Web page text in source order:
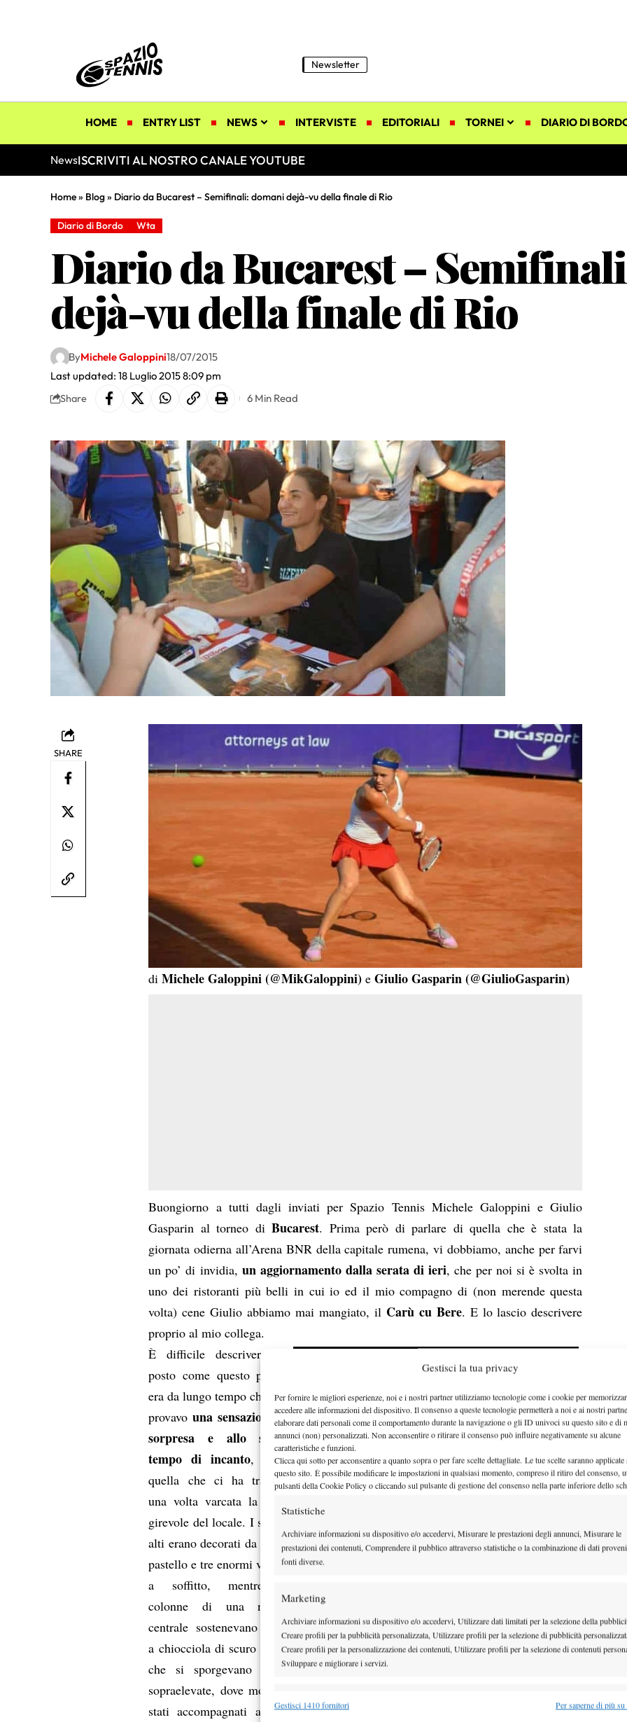
Gestisci la tua privacy
Per fornire le migliori esperienze, noi e i nostri partner utilizziamo tecnologie come i cookie per
accedere alle informazioni del dispositivo. Il consenso a queste tecnologie permetterà a noi e ai nostri
elaborare dati personali come il comportamento durante la navigazione o gli ID univoci su questo sito e di
annunci (non) personalizzati. Non acconsentire o ritirare il consenso può influire negativamente su alcune
caratteristiche e funzioni.
Clicca qui sotto per acconsentire a quanto sopra o per fare scelte dettagliate. Le tue scelte saranno applicate
questo sito. È possibile modificare le impostazioni in qualsiasi momento, compreso il ritiro del consenso,
pulsanti della Cookie Policy o cliccando sul pulsante di gestione del consenso nella parte inferiore dello
Statistiche
Archiviare informazioni su dispositivo e/o accedervi, Misurare le prestazioni degli annunci, Misurare le
prestazioni dei contenuti, Comprendere il pubblico attraverso statistiche o la combinazione di dati
fonti diverse.
Marketing
Archiviare informazioni su dispositivo e/o accedervi, Utilizzare dati limitati per la selezione della
Creare profili per la pubblicità personalizzata, Utilizzare profili per la selezione di pubblicità
Creare profili per la personalizzazione dei contenuti, Utilizzare profili per la selezione di contenuti
Sviluppare e migliorare i servizi.
Funzionalità
Gestisci 1410 fornitori Per saperne di più
Newsletter
HOME ENTRY LIST NEWS INTERVISTE EDITORIALI TORNEI DIARIO DI
NewsISCRIVITI AL NOSTRO CANALE YOUTUBE
Home» Blog» Diario da Bucarest – Semifinali: domani dejà-vu della finale di Rio
Diario di Bordo Wta
Diario da Bucarest –
dejà-vu della finale di Rio
Last updated: 18 Luglio 2015 8:09 pm
ByMichele Galoppini18/07/2015
Share 6 Min Read
SHARE
diMichele Galoppini (@MikGaloppini) eGiulio Gasparin (@GiulioGasparin)
Buongiorno a tutti dagli inviati per Spazio Tennis Michele Galoppini e Giulio
Gasparin al torneo diBucarest. Prima però di parlare di quella che è stata la
giornata odierna all’Arena BNR della capitale rumena, vi dobbiamo, anche per farvi
un po’ di invidia, un aggiornamento dalla serata di ieri, che per noi si è svolta in
uno dei ristoranti più belli in cui io ed il mio compagno di (non merende questa
volta) cene Giulio abbiamo mai mangiato, il Carù cu Bere. E lo lascio descrivere
proprio al mio collega.
È difficile descrivere un
posto come questo poiché
era da lungo tempo che non
provavouna sensazione di
sorpresa e allo stesso
tempo di incanto, come
quella che ci ha travolto
una volta varcata la porta
girevole del locale. I soffitti
alti erano decorati da colori
pastello e tre enormi vetrate
a soffitto, mentre le
colonne di una navata
centrale sostenevano scale
a chiocciola di scuro legno massello per giungere a delle terrazze, sempre in legno,
che si sporgevano su questo spazio centrale, prima di rientrare in stanze
sopraelevate, dove molti altri tavoli erano celati alla vista. Il valzer con cui siamo
stati accompagnati al posto e che poi ha allietato l’intera serata non ha che